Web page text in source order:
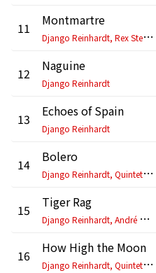
11
Montmartre
D
jango Reinhardt, Rex Stewart
12 Naguine
Django Reinhardt
13 Echoes of Spain
Django Reinhardt
14
Bolero
D
jango Reinhardt, Quintette du Hot Club de France
15
Tiger Rag
D
jango Reinhardt, André Ekyan
16
How High the Moon
D
jango Reinhardt, Quintette du Hot Club de France